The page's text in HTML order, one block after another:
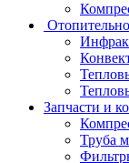
Запчасти и
Труба